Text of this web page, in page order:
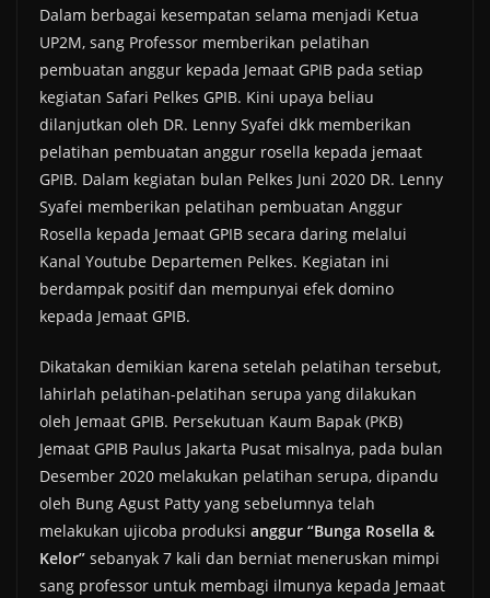
Dalam berbagai kesempatan selama menjadi Ketua
UP2M, sang Professor memberikan pelatihan
pembuatan anggur kepada Jemaat GPIB pada setiap
kegiatan Safari Pelkes GPIB. Kini upaya beliau
dilanjutkan oleh DR. Lenny Syafei dkk memberikan
pelatihan pembuatan anggur rosella kepada jemaat
GPIB. Dalam kegiatan bulan Pelkes Juni 2020 DR. Lenny
Syafei memberikan pelatihan pembuatan Anggur
Rosella kepada Jemaat GPIB secara daring melalui
Kanal Youtube Departemen Pelkes. Kegiatan ini
berdampak positif dan mempunyai efek domino
kepada Jemaat GPIB.
Dikatakan demikian karena setelah pelatihan tersebut,
lahirlah pelatihan-pelatihan serupa yang dilakukan
oleh Jemaat GPIB. Persekutuan Kaum Bapak (PKB)
Jemaat GPIB Paulus Jakarta Pusat misalnya, pada bulan
Desember 2020 melakukan pelatihan serupa, dipandu
oleh Bung Agust Patty yang sebelumnya telah
melakukan ujicoba produksi anggur “Bunga Rosella &
Kelor” sebanyak 7 kali dan berniat meneruskan mimpi
sang professor untuk membagi ilmunya kepada Jemaat